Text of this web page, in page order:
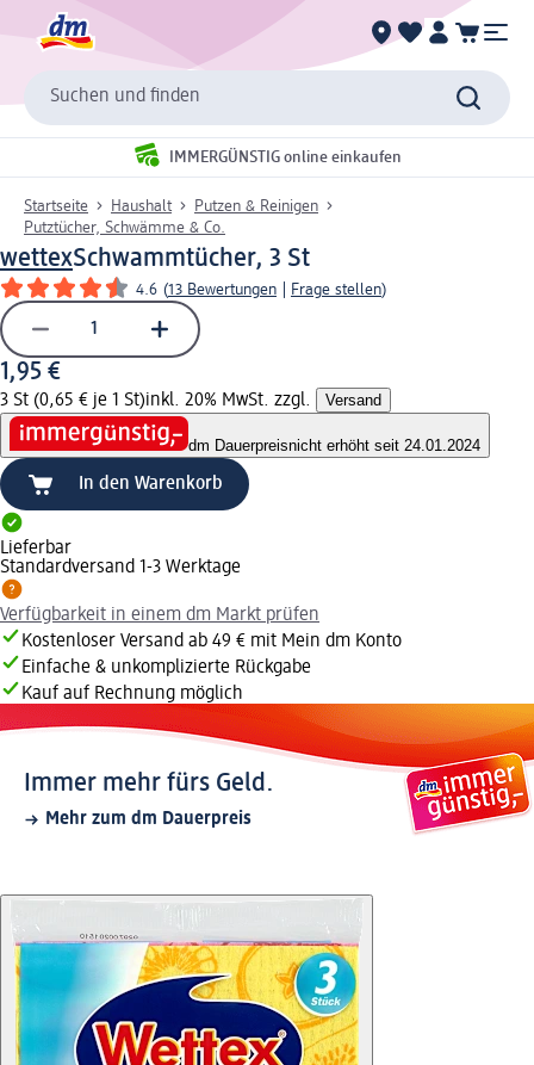
Suchen und finden
IMMERGÜNSTIG online einkaufen
Startseite Haushalt
Putzen & Reinigen
Putztücher, Schwämme & Co.
wettexSchwammtücher, 3 St
4.6 (13 Bewertungen Frage stellen)
1,95 €
3 St (0,65 € je 1 St)inkl. 20% MwSt. zzgl. Versand
dm Dauerpreisnicht erhöht seit 24.01.2024
In den Warenkorb
Lieferbar
Standardversand 1-3 Werktage
Verfügbarkeit in einem dm Markt prüfen
Kostenloser Versand ab 49 € mit Mein dm Konto
Einfache & unkomplizierte Rückgabe
Kauf auf Rechnung möglich
Immer mehr fürs Geld.
Mehr zum dm Dauerpreis